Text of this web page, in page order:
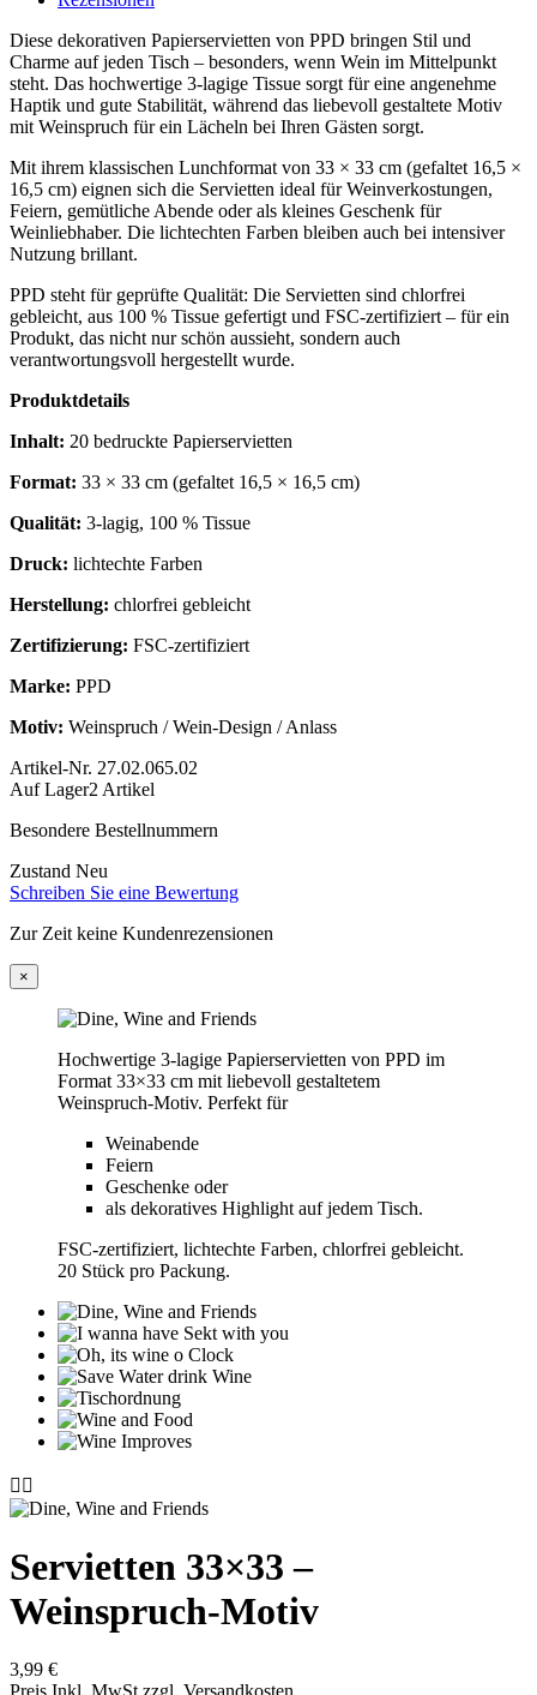
Diese dekorativen Papierservietten von PPD bringen Stil und
Charme auf jeden Tisch – besonders, wenn Wein im Mittelpunkt
steht. Das hochwertige 3‑lagige Tissue sorgt für eine angenehme
Haptik und gute Stabilität, während das liebevoll gestaltete Motiv
mit Weinspruch für ein Lächeln bei Ihren Gästen sorgt.
Mit ihrem klassischen Lunchformat von 33 × 33 cm (gefaltet 16,5 ×
16,5 cm) eignen sich die Servietten ideal für Weinverkostungen,
Feiern, gemütliche Abende oder als kleines Geschenk für
Weinliebhaber. Die lichtechten Farben bleiben auch bei intensiver
Nutzung brillant.
PPD steht für geprüfte Qualität: Die Servietten sind chlorfrei
gebleicht, aus 100 % Tissue gefertigt und FSC‑zertifiziert – für ein
Produkt, das nicht nur schön aussieht, sondern auch
verantwortungsvoll hergestellt wurde.
Produktdetails
Inhalt: 20 bedruckte Papierservietten
Format: 33 × 33 cm (gefaltet 16,5 × 16,5 cm)
Qualität: 3‑lagig, 100 % Tissue
Druck: lichtechte Farben
Herstellung: chlorfrei gebleicht
Zertifizierung: FSC‑zertifiziert
Marke: PPD
Motiv: Weinspruch / Wein‑Design / Anlass
Artikel-Nr. 27.02.065.02
Auf Lager2 Artikel
Besondere Bestellnummern
Zustand Neu
Schreiben Sie eine Bewertung
Zur Zeit keine Kundenrezensionen
×
Hochwertige 3‑lagige Papierservietten von PPD im
Format 33×33 cm mit liebevoll gestaltetem
Weinspruch‑Motiv. Perfekt für
Weinabende
Feiern
Geschenke oder
als dekoratives Highlight auf jedem Tisch.
FSC‑zertifiziert, lichtechte Farben, chlorfrei gebleicht.
20 Stück pro Packung.
 
Servietten 33×33 –
Weinspruch‑Motiv
3,99 €